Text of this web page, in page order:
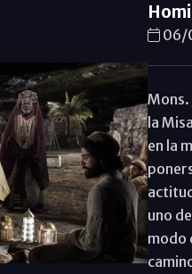
06/
Mons.
la
en la
uno
modo